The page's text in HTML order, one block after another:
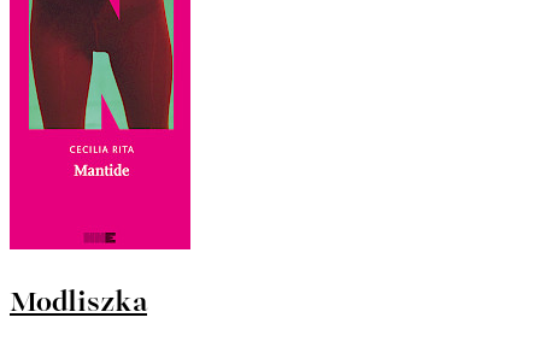
Modliszka